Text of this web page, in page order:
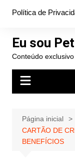
conteúdo
Política de
Eu sou Pet
Conteúdo
Página inicial
CARTÃO DE
BENEFÍCIOS